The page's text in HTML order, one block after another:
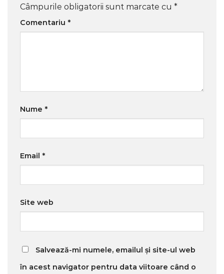
Câmpurile obligatorii sunt marcate cu *
Comentariu *
Nume *
Email *
Site web
Salvează-mi numele, emailul și site-ul web
în acest navigator pentru data viitoare când o